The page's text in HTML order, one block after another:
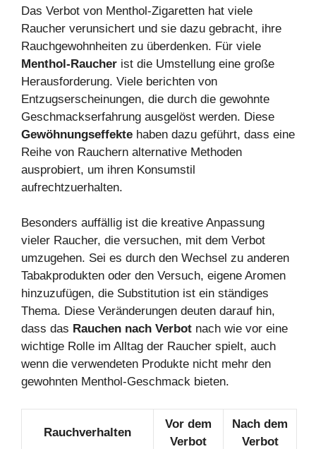
Das Verbot von Menthol-Zigaretten hat viele
Raucher verunsichert und sie dazu gebracht, ihre
Rauchgewohnheiten zu überdenken. Für viele
Menthol-Raucher ist die Umstellung eine große
Herausforderung. Viele berichten von
Entzugserscheinungen, die durch die gewohnte
Geschmackserfahrung ausgelöst werden. Diese
Gewöhnungseffekte haben dazu geführt, dass eine
Reihe von Rauchern alternative Methoden
ausprobiert, um ihren Konsumstil
aufrechtzuerhalten.
Besonders auffällig ist die kreative Anpassung
vieler Raucher, die versuchen, mit dem Verbot
umzugehen. Sei es durch den Wechsel zu anderen
Tabakprodukten oder den Versuch, eigene Aromen
hinzuzufügen, die Substitution ist ein ständiges
Thema. Diese Veränderungen deuten darauf hin,
dass das Rauchen nach Verbot nach wie vor eine
wichtige Rolle im Alltag der Raucher spielt, auch
wenn die verwendeten Produkte nicht mehr den
gewohnten Menthol-Geschmack bieten.
Rauchverhalten
Vor dem
Verbot
Nach dem
Verbot